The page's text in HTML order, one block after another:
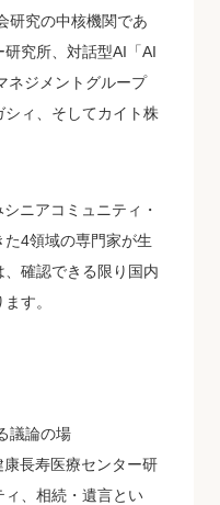
研究の中核機関であ
究所、対話型AI「AI
ネジメントグループ
シィ、そしてカイト株
ニアコミュニティ・
4領域の専門家が生
確認できる限り国内
す。
議論の場
長寿医療センター研
ィ、相続・遺言とい